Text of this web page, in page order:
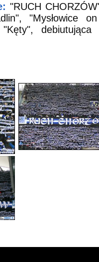
"RUCH
"Mysłowice
"Kęty",